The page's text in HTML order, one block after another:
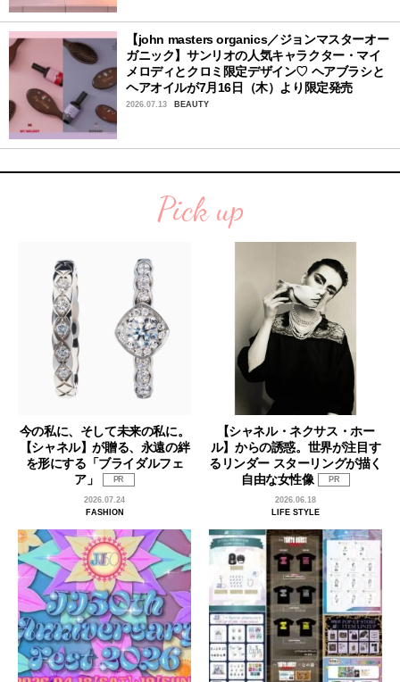
【john masters organics／ジョンマスターオー
ガニック】サンリオの人気キャラクター・マイ
メロディとクロミ限定デザイン♡ ヘアブラシと
ヘアオイルが7月16日（木）より限定発売
2026.07.13 BEAUTY
Pick up
今の私に、そして未来の私に。
【シャネル】が贈る、永遠の絆
を形にする「ブライダルフェ
ア」
PR
2026.07.24
FASHION
【シャネル・ネクサス・ホー
ル】からの誘惑。世界が注目す
るリンダー スターリングが描く
自由な女性像
PR
2026.06.18
LIFE STYLE